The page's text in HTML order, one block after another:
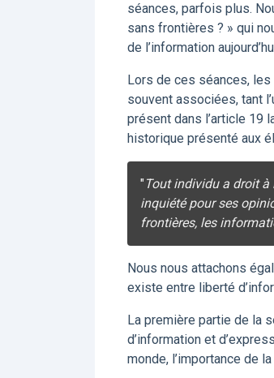
séances, parfois plus.
sans frontières ? » qui
de l’information
Lors de ces séances,
souvent associées, tant
présent dans l’article 19
historique présenté aux
" Tout individu a droit à
inquiété pour ses
frontières, les
Nous nous attachons
existe entre liberté
La première partie de la
d’information et
monde, l’importance de